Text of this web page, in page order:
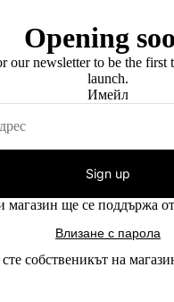
Opening
our newsletter to be the
launch.
Имейл
Sign up
магазин ще се поддържа от
Влизане с парола
собственикът на